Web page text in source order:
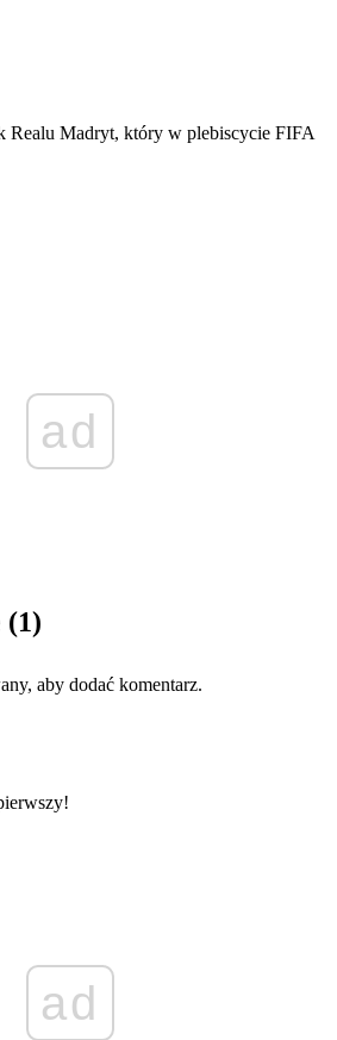
Realu Madryt, który w plebiscycie FIFA
ad
(1)
aby dodać komentarz.
ad